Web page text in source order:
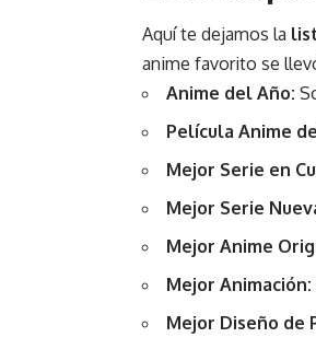
Aquí te dejamos la
anime favorito se
Anime del Año:
Película Anime
Mejor Serie en
Mejor Serie
Mejor Anime
Mejor Animación:
Mejor Diseño de